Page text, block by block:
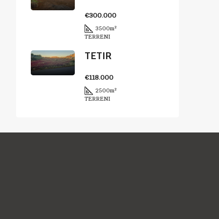
€300.000
3500m²
TERRENI
TETIR
€118.000
2500m²
TERRENI